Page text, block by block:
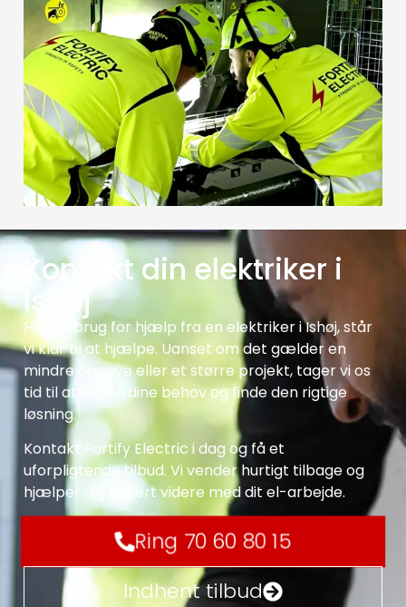
Kontakt din elektriker i
Ishøj
Har du brug for hjælp fra en elektriker i Ishøj, står
vi klar til at hjælpe. Uanset om det gælder en
mindre opgave eller et større projekt, tager vi os
tid til at forstå dine behov og finde den rigtige
løsning.
Kontakt Fortify Electric i dag og få et
uforpligtende tilbud. Vi vender hurtigt tilbage og
hjælper dig sikkert videre med dit el-arbejde.
Ring 70 60 80 15
Indhent tilbud